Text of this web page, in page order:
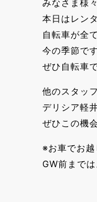
みなさま様
本日はレン
自転車が全
今の季節で
ぜひ自転車
他のスタッ
デリシア軽
ぜひこの機
※お車でお越
GW前まで